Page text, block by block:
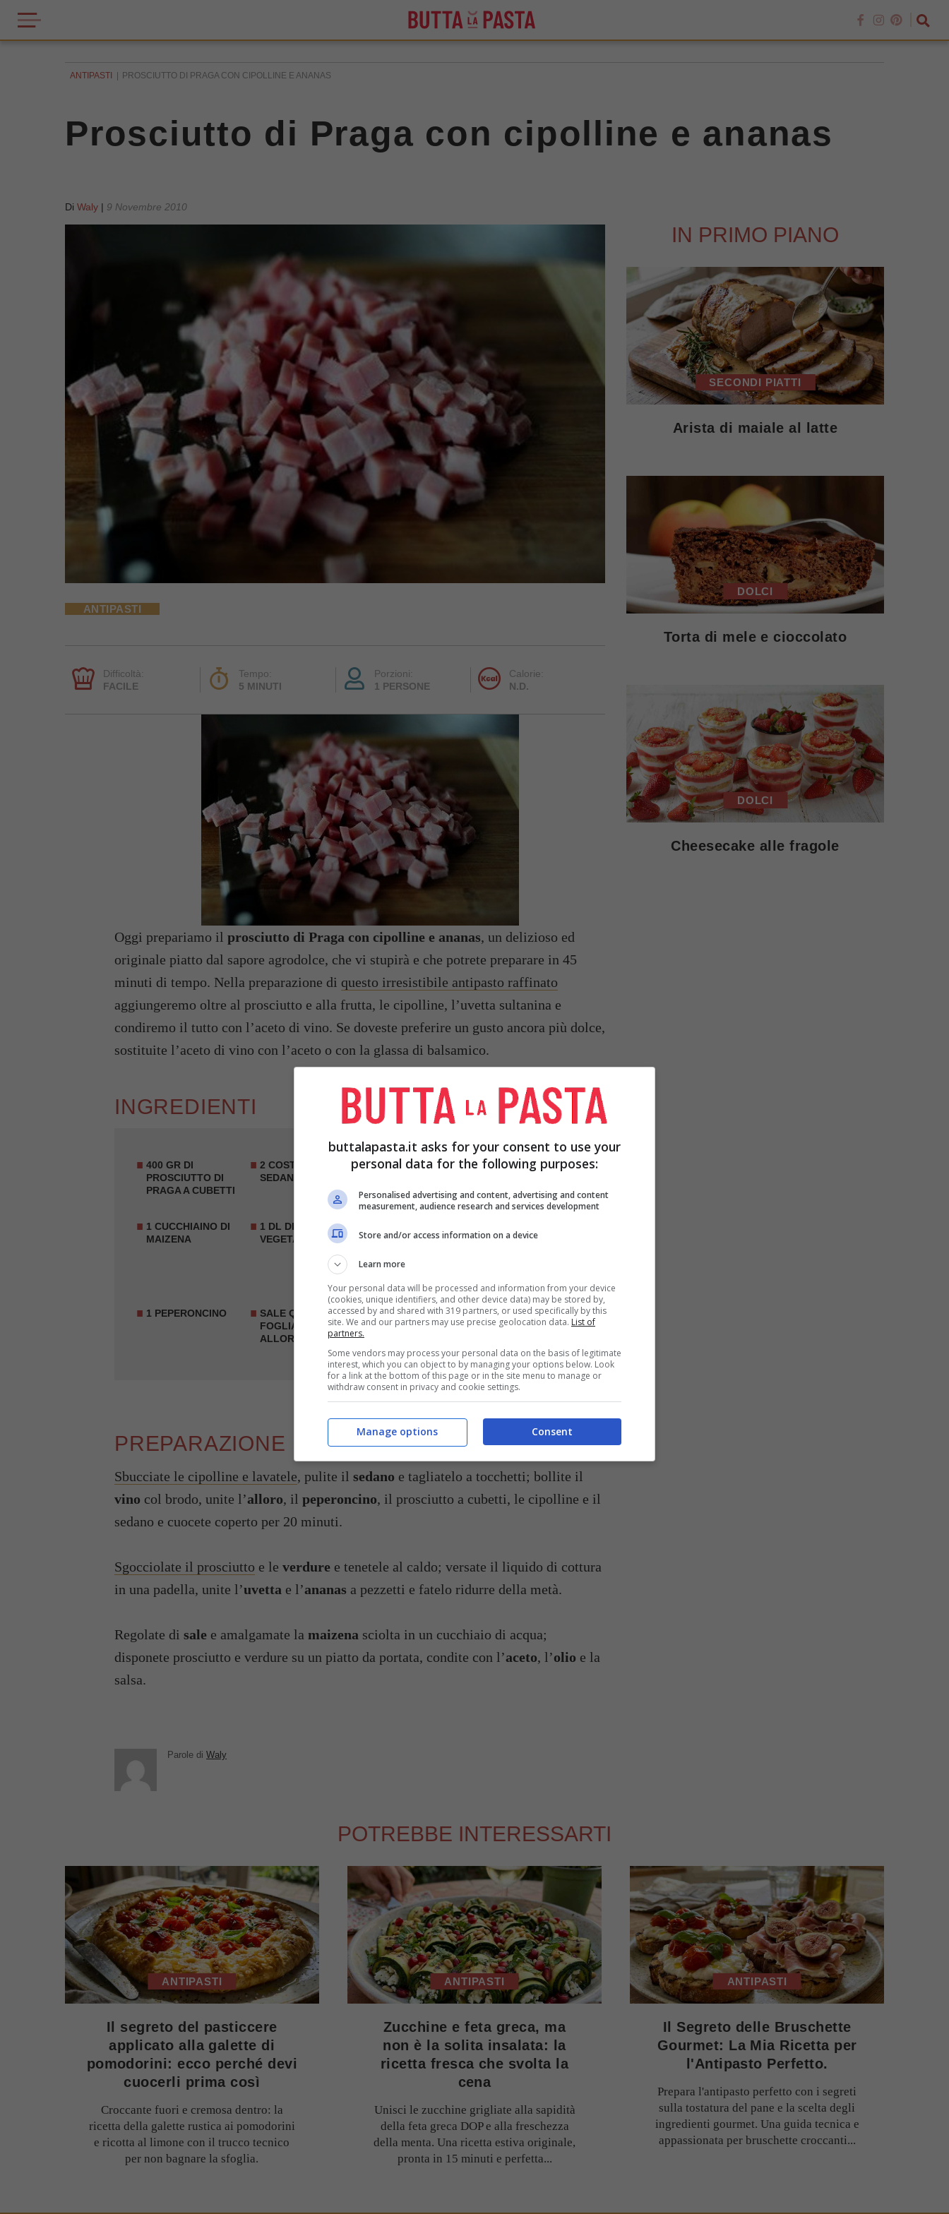
ANTIPASTI PROSCIUTTO DI PRAGA CON CIPOLLINE E ANANAS
Prosciutto di Praga con cipolline e ananas
Di Waly | 9 Novembre 2010
ANTIPASTI
Difficoltà:
FACILE
Tempo:
5 MINUTI
Porzioni:
1 PERSONE
Calorie:
N.D.
Oggi prepariamo il prosciutto di Praga con cipolline e ananas, un delizioso ed
originale piatto dal sapore agrodolce, che vi stupirà e che potrete preparare in 45
minuti di tempo. Nella preparazione di questo irresistibile antipasto raffinato
aggiungeremo oltre al prosciutto e alla frutta, le cipolline, l’uvetta sultanina e
condiremo il tutto con l’aceto di vino. Se doveste preferire un gusto ancora più dolce,
sostituite l’aceto di vino con l’aceto o con la glassa di balsamico.
INGREDIENTI
400 GR DI
PROSCIUTTO DI
PRAGA A CUBETTI
2 COSTE DI
SEDANO
12 CIPOLLINE
2 DL DI VINO
1 CUCCHIAINO DI
MAIZENA
1 DL DI BRODO
VEGETALE
ACETO DI VINO
O GLASSA
OLIO
1 PEPERONCINO
SALE Q.B.1
FOGLIA DI
ALLORO
1 CUCCHIAIO DI
UVETTA
1 FETTA DI
ANANAS
PREPARAZIONE
Sbucciate le cipolline e lavatele, pulite il sedano e tagliatelo a tocchetti; bollite il
vino col brodo, unite l’alloro, il peperoncino, il prosciutto a cubetti, le cipolline e il
sedano e cuocete coperto per 20 minuti.
Sgocciolate il prosciutto e le verdure e tenetele al caldo; versate il liquido di cottura
in una padella, unite l’uvetta e l’ananas a pezzetti e fatelo ridurre della metà.
Regolate di sale e amalgamate la maizena sciolta in un cucchiaio di acqua;
disponete prosciutto e verdure su un piatto da portata, condite con l’aceto, l’olio e la
salsa.
Parole di Waly
IN PRIMO PIANO
SECONDI PIATTI
Arista di maiale al latte
DOLCI
Torta di mele e cioccolato
DOLCI
Cheesecake alle fragole
POTREBBE INTERESSARTI
ANTIPASTI
Il segreto del pasticcere
applicato alla galette di
pomodorini: ecco perché devi
cuocerli prima così
Croccante fuori e cremosa dentro: la
ricetta della galette rustica ai pomodorini
e ricotta al limone con il trucco tecnico
per non bagnare la sfoglia.
ANTIPASTI
Zucchine e feta greca, ma
non è la solita insalata: la
ricetta fresca che svolta la
cena
Unisci le zucchine grigliate alla sapidità
della feta greca DOP e alla freschezza
della menta. Una ricetta estiva originale,
pronta in 15 minuti e perfetta...
ANTIPASTI
Il Segreto delle Bruschette
Gourmet: La Mia Ricetta per
l'Antipasto Perfetto.
Prepara l'antipasto perfetto con i segreti
sulla tostatura del pane e la scelta degli
ingredienti gourmet. Una guida tecnica e
appassionata per bruschette croccanti...
buttalapasta.it asks for your consent to use your
personal data for the following purposes:
Personalised advertising and content, advertising and content
measurement, audience research and services development
Store and/or access information on a device
Learn more
Your personal data will be processed and information from your device
(cookies, unique identifiers, and other device data) may be stored by,
accessed by and shared with 319 partners, or used specifically by this
site. We and our partners may use precise geolocation data. List of
partners.
Some vendors may process your personal data on the basis of legitimate
interest, which you can object to by managing your options below. Look
for a link at the bottom of this page or in the site menu to manage or
withdraw consent in privacy and cookie settings.
Consent
Manage options